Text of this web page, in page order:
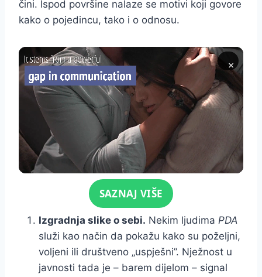
čini. Ispod površine nalaze se motivi koji govore
kako o pojedincu, tako i o odnosu.
×
Click for soundSAZNAJ VIŠE
Izgradnja slike o sebi. Nekim ljudima PDA
služi kao način da pokažu kako su poželjni,
voljeni ili društveno „uspješni”. Nježnost u
javnosti tada je – barem dijelom – signal